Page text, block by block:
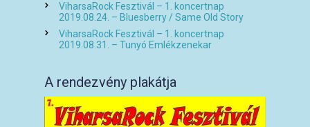
ViharsaRock Fesztivál – 1. koncertnap
2019.08.24. – Bluesberry / Same Old Story
ViharsaRock Fesztivál – 1. koncertnap
2019.08.31. – Tunyó Emlékzenekar
A rendezvény plakátja